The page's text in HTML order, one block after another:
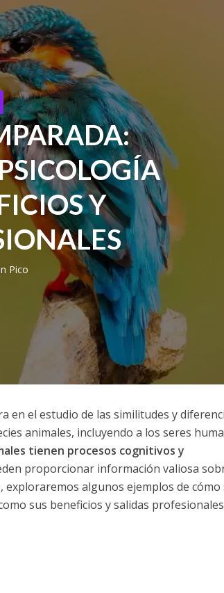
Y
Pico
en el estudio de las similitudes y
animales, incluyendo a los seres
tienen procesos cognitivos y
proporcionar información valiosa
algunos ejemplos de cómo
sus beneficios y salidas